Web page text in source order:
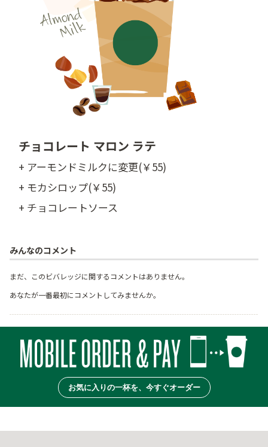
チョコレート マロン ラテ
+ アーモンドミルクに変更(￥55)
+ モカシロップ(￥55)
+ チョコレートソース
みんなのコメント
まだ、このビバレッジに関するコメントはありません。
あなたが一番最初にコメントしてみませんか。
お気に入りの一杯を、今すぐオーダー